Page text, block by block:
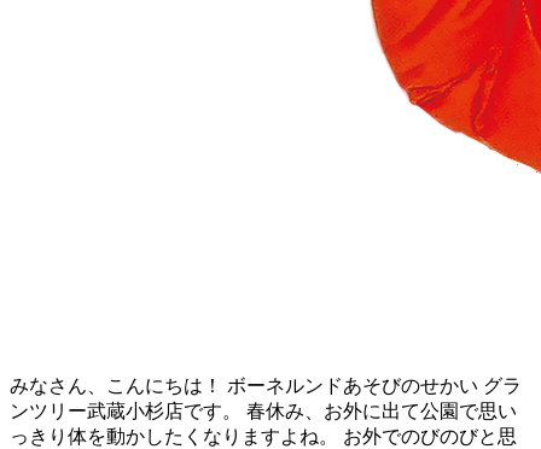
みなさん、こんにちは！ ボーネルンドあそびのせかい グラ
ンツリー武蔵小杉店です。 春休み、お外に出て公園で思い
っきり体を動かしたくなりますよね。 お外でのびのびと思